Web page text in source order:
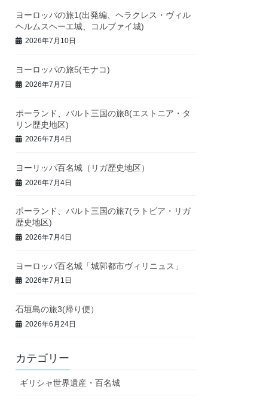
ヨーロッパの旅1(出発編、ヘラクレス・ヴィル
ヘルムスヘーエ城、コルブァイ城)
2026年7月10日
ヨーロッパの旅5(モナコ)
2026年7月7日
ポーランド、バルト三国の旅8(エストニア・タ
リン歴史地区)
2026年7月4日
ヨーリッパ百名城（リガ歴史地区）
2026年7月4日
ポーランド、バルト三国の旅7(ラトビア・リガ
歴史地区)
2026年7月4日
ヨーロッパ百名城「城郭都市ヴィリニュス」
2026年7月1日
石垣島の旅3(帰り便）
2026年6月24日
カテゴリー
ギリシャ世界遺産・百名城